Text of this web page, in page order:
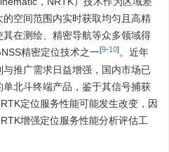
空间范围内实时获取均匀且高精
在测绘、精密导航等众多领域得
精密定位技术之一[9-10]。近年
推广需求日益增强，国内市场已
北斗终端产品，鉴于其信号捕获
定位服务性能可能发生改变，因
增强定位服务性能分析评估工